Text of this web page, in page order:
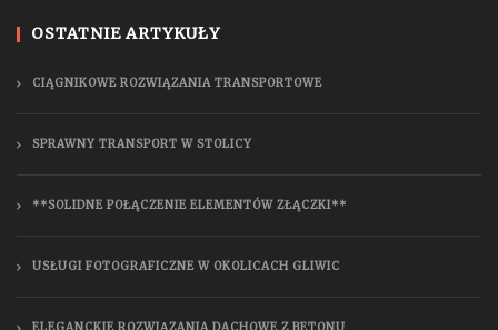
OSTATNIE ARTYKUŁY
CIĄGNIKOWE ROZWIĄZANIA TRANSPORTOWE
SPRAWNY TRANSPORT W STOLICY
**SOLIDNE POŁĄCZENIE ELEMENTÓW ZŁĄCZKI**
USŁUGI FOTOGRAFICZNE W OKOLICACH GLIWIC